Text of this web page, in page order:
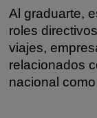
Al graduarte,
roles
viajes,
relacionados
nacional